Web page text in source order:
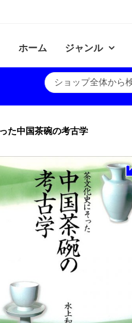
ホーム ジャンル
た中国茶碗の考古学